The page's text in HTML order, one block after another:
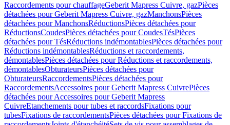
Raccordements pour chauffageGeberit Mapress Cuivre, gazPièces
détachées pour Geberit Mapress Cuivre, gazManchonsPièces
détachées pour ManchonsRéductionsPièces détachées pour
RéductionsCoudesPièces détachées pour CoudesTésPièces
détachées pour TésRéductions indémontablesPièces détachées pour
Réductions indémontablesRéductions et raccordements,
démontablesPièces détachées pour Réductions et raccordements,
démontablesObturateursPièces détachées pour
ObturateursRaccordementsPièces détachées pour
RaccordementsAccessoires pour Geberit Mapress CuivrePièces
détachées pour Accessoires pour Geberit Mapress
CuivreEtanchements pour tubes et raccordsFixations pour
tubesFixations de raccordementsPièces détachées pour Fixations de